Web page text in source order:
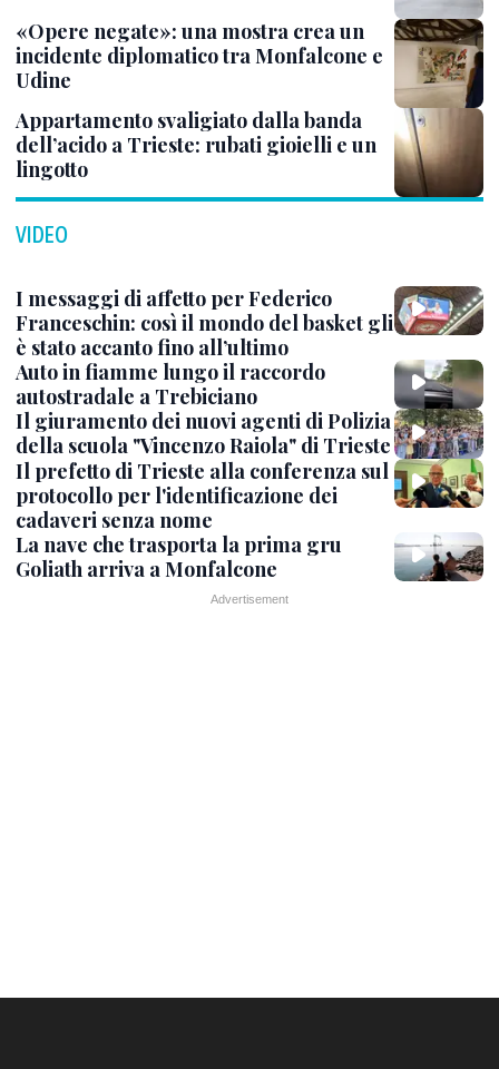
«Opere negate»: una mostra crea un
incidente diplomatico tra Monfalcone e
Udine
Appartamento svaligiato dalla banda
dell’acido a Trieste: rubati gioielli e un
lingotto
VIDEO
I messaggi di affetto per Federico
Franceschin: così il mondo del basket gli
è stato accanto fino all’ultimo
Auto in fiamme lungo il raccordo
autostradale a Trebiciano
Il giuramento dei nuovi agenti di Polizia
della scuola "Vincenzo Raiola" di Trieste
Il prefetto di Trieste alla conferenza sul
protocollo per l'identificazione dei
cadaveri senza nome
La nave che trasporta la prima gru
Goliath arriva a Monfalcone